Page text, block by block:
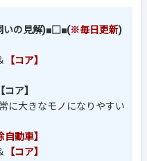
いの見解)■□■(※毎日更新)
【コア】
【コア】
に大きなモノになりやすい
自動車】
【コア】